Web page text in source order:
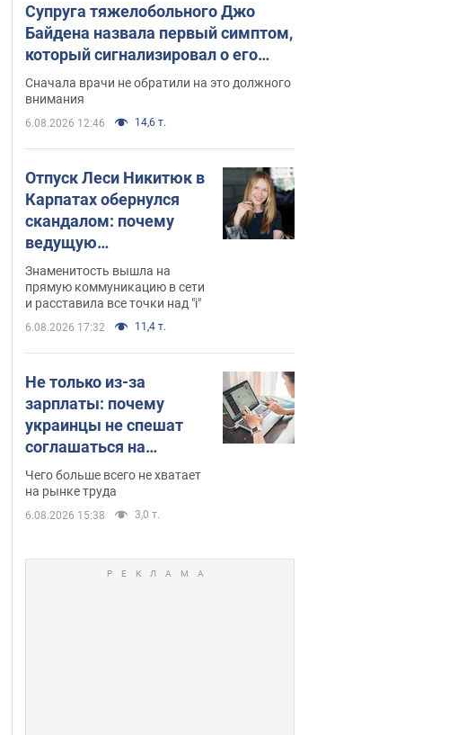
Супруга тяжелобольного Джо
Байдена назвала первый симптом,
который сигнализировал о его
"агрессивном" раке
Сначала врачи не обратили на это должного
внимания
6.08.2026 12:46 14,6 т.
Отпуск Леси Никитюк в
Карпатах обернулся
скандалом: почему
ведущую
несправедливо
захейтили
Знаменитость вышла на
прямую коммуникацию в сети
и расставила все точки над "i"
6.08.2026 17:32 11,4 т.
Не только из-за
зарплаты: почему
украинцы не спешат
соглашаться на
вакансии
Чего больше всего не хватает
на рынке труда
6.08.2026 15:38 3,0 т.